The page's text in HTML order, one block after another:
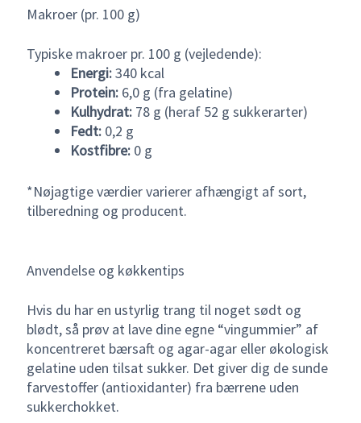
Makroer (pr. 100 g)
Typiske makroer pr. 100 g (vejledende):
Energi:340 kcal
Protein:6,0 g (fra gelatine)
Kulhydrat:78 g (heraf 52 g sukkerarter)
Fedt:0,2 g
Kostfibre:0 g
*Nøjagtige værdier varierer afhængigt af sort,
tilberedning og producent.
Anvendelse og køkkentips
Hvis du har en ustyrlig trang til noget sødt og
blødt, så prøv at lave dine egne “vingummier” af
koncentreret bærsaft og agar-agar eller økologisk
gelatine uden tilsat sukker. Det giver dig de sunde
farvestoffer (antioxidanter) fra bærrene uden
sukkerchokket.